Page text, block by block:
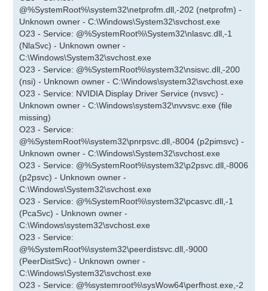
@%SystemRoot%\system32\netprofm.dll,-202 (netprofm) -
Unknown owner - C:\Windows\System32\svchost.exe
O23 - Service: @%SystemRoot%\System32\nlasvc.dll,-1
(NlaSvc) - Unknown owner -
C:\Windows\System32\svchost.exe
O23 - Service: @%SystemRoot%\system32\nsisvc.dll,-200
(nsi) - Unknown owner - C:\Windows\system32\svchost.exe
O23 - Service: NVIDIA Display Driver Service (nvsvc) -
Unknown owner - C:\Windows\system32\nvvsvc.exe (file
missing)
O23 - Service:
@%SystemRoot%\system32\pnrpsvc.dll,-8004 (p2pimsvc) -
Unknown owner - C:\Windows\System32\svchost.exe
O23 - Service: @%SystemRoot%\system32\p2psvc.dll,-8006
(p2psvc) - Unknown owner -
C:\Windows\System32\svchost.exe
O23 - Service: @%SystemRoot%\system32\pcasvc.dll,-1
(PcaSvc) - Unknown owner -
C:\Windows\system32\svchost.exe
O23 - Service:
@%SystemRoot%\system32\peerdistsvc.dll,-9000
(PeerDistSvc) - Unknown owner -
C:\Windows\System32\svchost.exe
O23 - Service: @%systemroot%\sysWow64\perfhost.exe,-2